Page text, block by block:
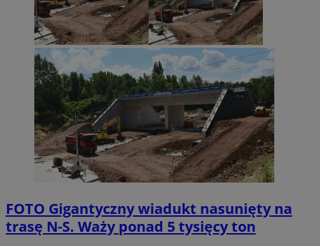
FOTO Gigantyczny wiadukt nasunięty na
trasę N-S. Waży ponad 5 tysięcy ton